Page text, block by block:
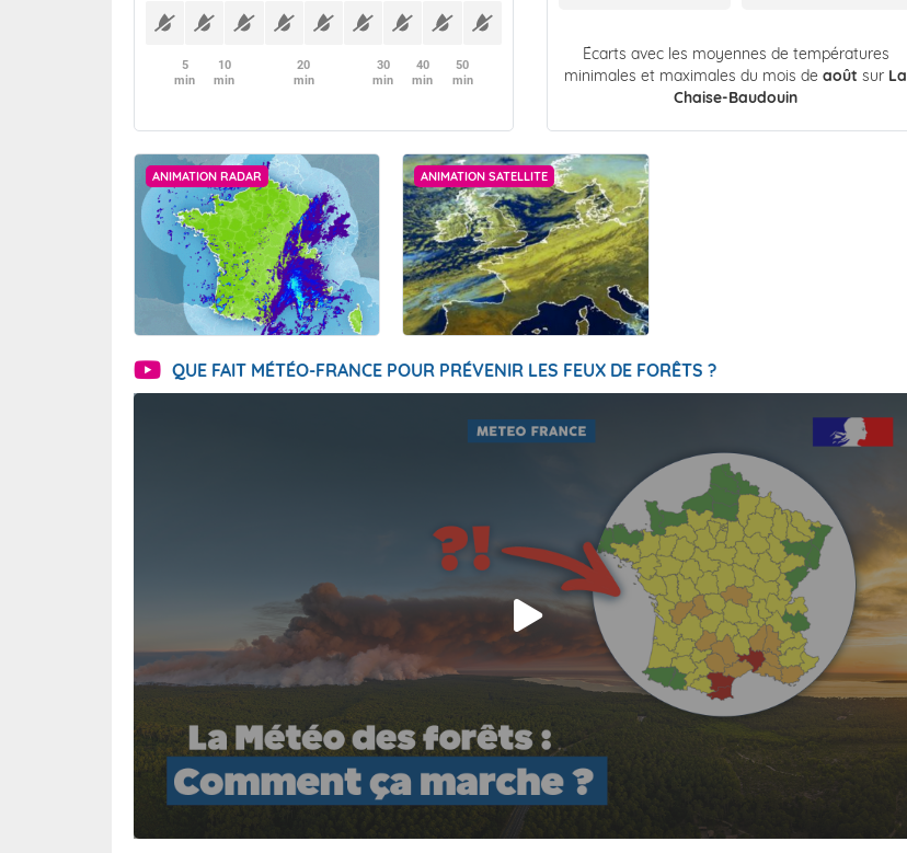
5
min
10
min
20
min
30
min
40
min
50
min
Écarts avec les moyennes de températures
minimales et maximales du mois deaoût sur La
Chaise-Baudouin
ANIMATION RADAR ANIMATION SATELLITE
QUE FAIT MÉTÉO-FRANCE POUR PRÉVENIR LES FEUX DE FORÊTS ?